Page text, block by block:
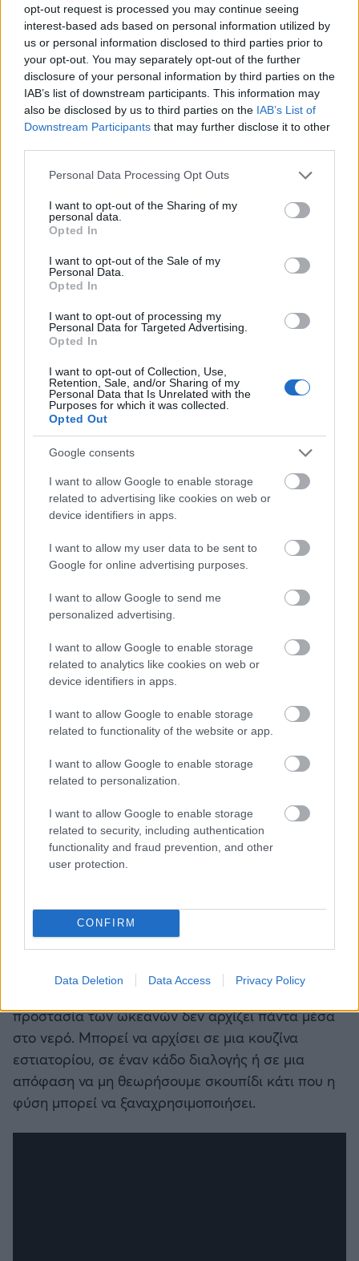
opt-out request is processed you may continue seeing
interest-based ads based on personal information utilized by
us or personal information disclosed to third parties prior to
your opt-out. You may separately opt-out of the further
disclosure of your personal information by third parties on the
IAB’s list of downstream participants. This information may
also be disclosed by us to third parties on the IAB’s List of
Downstream Participants that may further disclose it to other
Please note that this website/app uses one or more Google
not limited to your visit or usage behaviour. You may click to
grant or deny consent to Google and its third-party tags to
use your data for below specified purposes in below Google
consent section.
Personal Data Processing Opt Outs
I want to opt-out of the Sharing of my
personal data.
Opted In
I want to opt-out of the Sale of my
Personal Data.
Opted In
I want to opt-out of processing my
Personal Data for Targeted Advertising.
Opted In
I want to opt-out of Collection, Use,
Retention, Sale, and/or Sharing of my
Personal Data that Is Unrelated with the
Purposes for which it was collected.
Opted Out
Google consents
I want to allow Google to enable storage
related to advertising like cookies on web or
device identifiers in apps.
I want to allow my user data to be sent to
Google for online advertising purposes.
I want to allow Google to send me
personalized advertising.
I want to allow Google to enable storage
related to analytics like cookies on web or
device identifiers in apps.
I want to allow Google to enable storage
related to functionality of the website or app.
I want to allow Google to enable storage
related to personalization.
I want to allow Google to enable storage
related to security, including authentication
functionality and fraud prevention, and other
user protection.
CONFIRM
Data Deletion Data Access Privacy Policy
Οι ύφαλοι από στρείδια δεν είναι απλώς σωροί
από κοχύλια. Λειτουργούν ως φυσικά καταφύγια
για μικρούς οργανισμούς, ψάρια και άλλα είδη,
ενώ βοηθούν και στη βελτίωση της ποιότητας του
νερού. Παράλληλα, σε παράκτιες περιοχές που
πιέζονται από διάβρωση, ρύπανση και κλιματική
αλλαγή, μπορούν να λειτουργήσουν σαν μικρές
Το εντυπωσιακό στην περίπτωση της Kenney είναι
έγινε εβδομαδιαία επιχείρηση με διαδρομές
συλλογής, καθαρισμό κάδων, αποθήκευση και
επιστημονική παρακολούθηση. Τα social media
βοήθησαν να γίνει γνωστή η εικόνα: σωροί από
περιμένουν να επιστρέψουν στη θάλασσα.
προστασία των ωκεανών δεν αρχίζει πάντα μέσα
στο νερό. Μπορεί να αρχίσει σε μια κουζίνα
εστιατορίου, σε έναν κάδο διαλογής ή σε μια
απόφαση να μη θεωρήσουμε σκουπίδι κάτι που η
φύση μπορεί να ξαναχρησιμοποιήσει.